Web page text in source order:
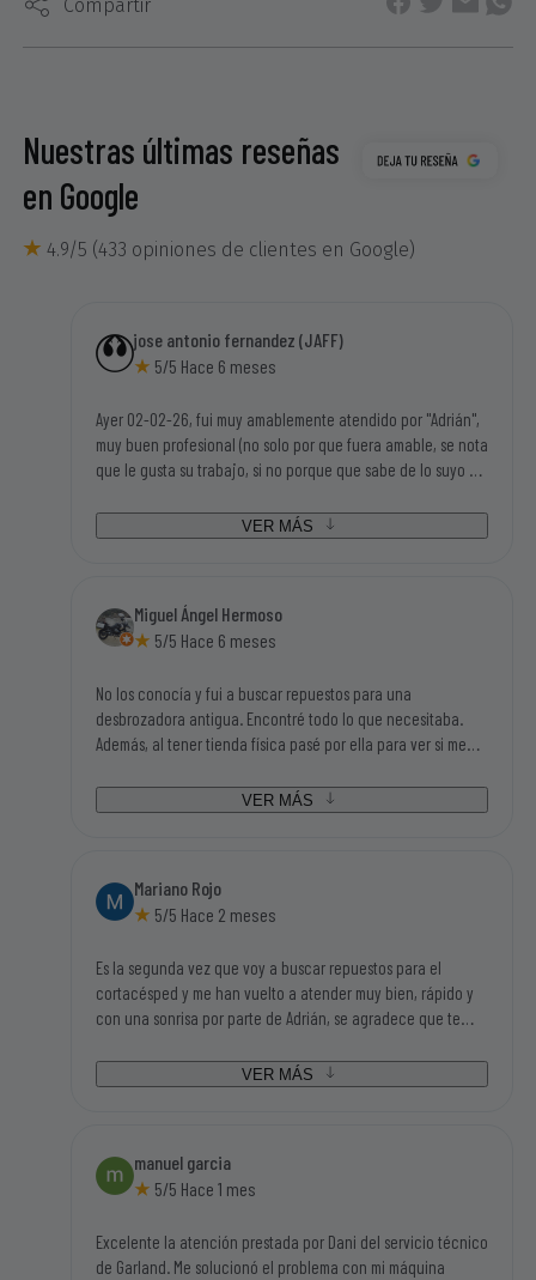
Compartir
Nuestras últimas reseñas
en Google
4.9/5 (433 opiniones de clientes en Google)
jose antonio fernandez (JAFF)
5/5 Hace 6 meses
Ayer 02-02-26, fui muy amablemente atendido por "Adrián",
muy buen profesional (no solo por que fuera amable, se nota
que le gusta su trabajo, si no porque que sabe de lo suyo y
disponian de los repuestos que necesitaba para poder
seguir utilizandola. Tampoco me parecieron caros los
piezas que necesitaba y con buen precio). Gracias sin duda
volveré a su tienda.
VER MÁS
Miguel Ángel Hermoso
5/5 Hace 6 meses
No los conocía y fui a buscar repuestos para una
desbrozadora antigua. Encontré todo lo que necesitaba.
Además, al tener tienda física pasé por ella para ver si me
chico que me atendió, me ayudo en todas mis dudas y me
asesoró fenomenal. Además de un trato magnifico. Sin duda,
VER MÁS
Mariano Rojo
5/5 Hace 2 meses
Es la segunda vez que voy a buscar repuestos para el
cortacésped y me han vuelto a atender muy bien, rápido y
con una sonrisa por parte de Adrián, se agradece que te
tenían todo lo que iba buscando así que tengo que darle mi
enhorabuena a ésta empresa.
VER MÁS
manuel garcia
5/5 Hace 1 mes
Excelente la atención prestada por Dani del servicio técnico
de Garland. Me solucionó el problema con mi máquina